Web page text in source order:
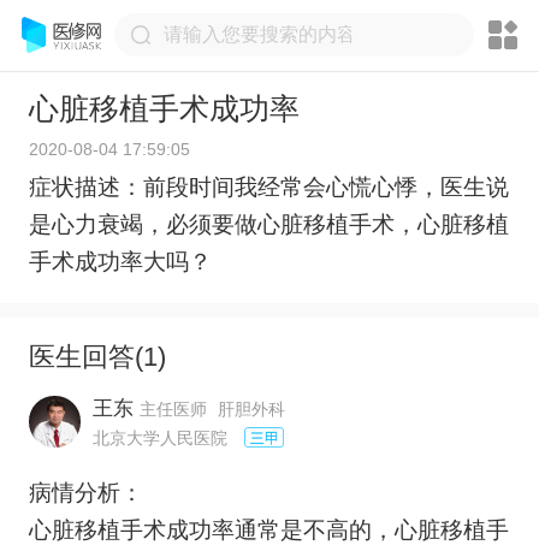
心脏移植手术成功率
2020-08-04 17:59:05
症状描述：前段时间我经常会心慌心悸，医生说
是心力衰竭，必须要做心脏移植手术，心脏移植
手术成功率大吗？
医生回答(1)
王东 主任医师
肝胆外科
北京大学人民医院
病情分析：
心脏移植手术成功率通常是不高的，心脏移植手